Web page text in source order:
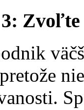
Zvoľte